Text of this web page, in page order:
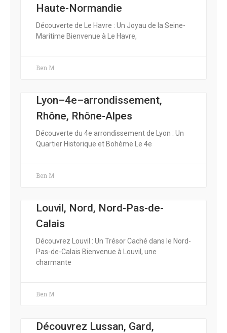
Haute-Normandie
Découverte de Le Havre : Un Joyau de la Seine-
Maritime Bienvenue à Le Havre,
Ben M
Lyon–4e–arrondissement,
Rhône, Rhône-Alpes
Découverte du 4e arrondissement de Lyon : Un
Quartier Historique et Bohème Le 4e
Ben M
Louvil, Nord, Nord-Pas-de-
Calais
Découvrez Louvil : Un Trésor Caché dans le Nord-
Pas-de-Calais Bienvenue à Louvil, une
charmante
Ben M
Découvrez Lussan, Gard,